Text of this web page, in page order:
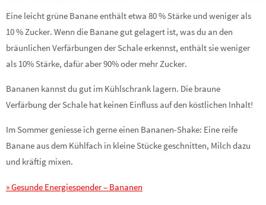
Eine leicht grüne Banane enthält etwa 80 % Stärke und weniger als
10 % Zucker. Wenn die Banane gut gelagert ist, was du an den
bräunlichen Verfärbungen der Schale erkennst, enthält sie weniger
als 10% Stärke, dafür aber 90% oder mehr Zucker.
Bananen kannst du gut im Kühlschrank lagern. Die braune
Verfärbung der Schale hat keinen Einfluss auf den köstlichen Inhalt!
Im Sommer geniesse ich gerne einen Bananen-Shake: Eine reife
Banane aus dem Kühlfach in kleine Stücke geschnitten, Milch dazu
und kräftig mixen.
» Gesunde Energiespender – Bananen